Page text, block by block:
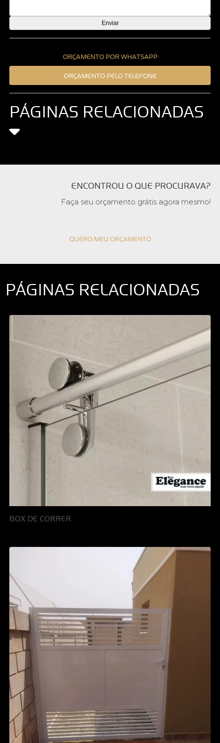
ORÇAMENTO POR WHATSAPP
ORÇAMENTO PELO TELEFONE
PÁGINAS RELACIONADAS
ENCONTROU O QUE PROCURAVA?
Faça seu orçamento grátis agora mesmo!
QUERO MEU ORÇAMENTO
PÁGINAS RELACIONADAS
BOX DE CORRER